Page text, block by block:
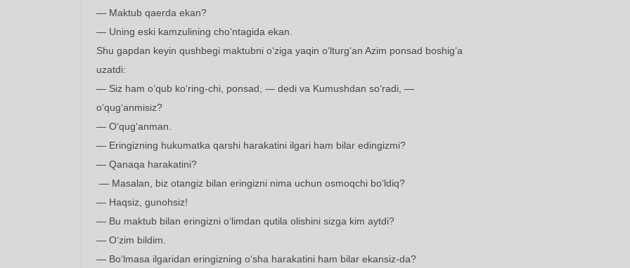
— Maktub qaerda ekan?
— Uning eski kamzulining cho‘ntagida ekan.
Shu gapdan keyin qushbegi maktubni o‘ziga yaqin o‘lturg‘an Azim ponsad boshig‘a
uzatdi:
— Siz ham o‘qub ko‘ring-chi, ponsad, — dedi va Kumushdan so‘radi, —
o‘qug‘anmisiz?
— O‘qug‘anman.
— Eringizning hukumatka qarshi harakatini ilgari ham bilar edingizmi?
— Qanaqa harakatini?
— Masalan, biz otangiz bilan eringizni nima uchun osmoqchi bo‘ldiq?
— Haqsiz, gunohsiz!
— Bu maktub bilan eringizni o‘limdan qutila olishini sizga kim aytdi?
— O‘zim bildim.
— Bo‘lmasa ilgaridan eringizning o‘sha harakatini ham bilar ekansiz-da?